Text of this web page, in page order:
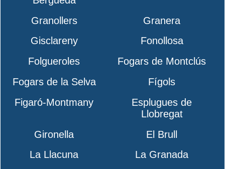
Granollers
Granera
Gisclareny
Fonollosa
Folgueroles
Fogars de Montclús
Fogars de la Selva
Fígols
Figaró-Montmany
Esplugues de
Llobregat
Gironella
El Brull
La Llacuna
La Granada